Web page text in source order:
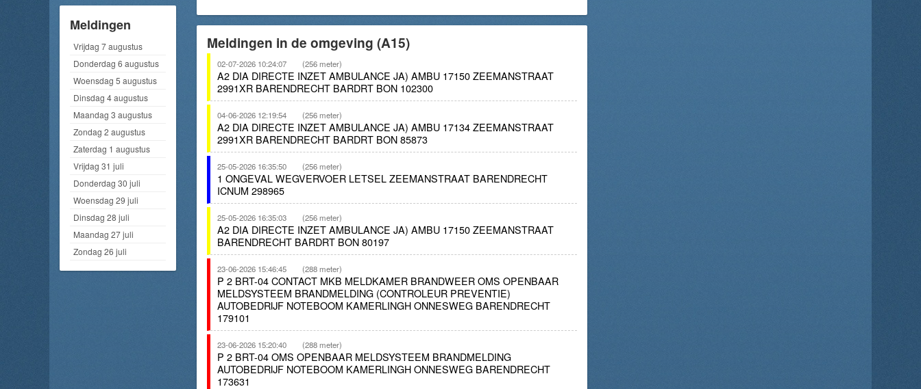
Meldingen
Vrijdag 7 augustus
Donderdag 6 augustus
Woensdag 5 augustus
Dinsdag 4 augustus
Maandag 3 augustus
Zondag 2 augustus
Zaterdag 1 augustus
Vrijdag 31 juli
Donderdag 30 juli
Woensdag 29 juli
Dinsdag 28 juli
Maandag 27 juli
Zondag 26 juli
Meldingen in de omgeving (A15)
02-07-2026 10:24:07 (256 meter)
A2 DIA DIRECTE INZET AMBULANCE JA) AMBU 17150 ZEEMANSTRAAT
2991XR BARENDRECHT BARDRT BON 102300
04-06-2026 12:19:54 (256 meter)
A2 DIA DIRECTE INZET AMBULANCE JA) AMBU 17134 ZEEMANSTRAAT
2991XR BARENDRECHT BARDRT BON 85873
25-05-2026 16:35:50 (256 meter)
1 ONGEVAL WEGVERVOER LETSEL ZEEMANSTRAAT BARENDRECHT
ICNUM 298965
25-05-2026 16:35:03 (256 meter)
A2 DIA DIRECTE INZET AMBULANCE JA) AMBU 17150 ZEEMANSTRAAT
BARENDRECHT BARDRT BON 80197
23-06-2026 15:46:45 (288 meter)
P 2 BRT-04 CONTACT MKB MELDKAMER BRANDWEER OMS OPENBAAR
MELDSYSTEEM BRANDMELDING (CONTROLEUR PREVENTIE)
AUTOBEDRIJF NOTEBOOM KAMERLINGH ONNESWEG BARENDRECHT
179101
23-06-2026 15:20:40 (288 meter)
P 2 BRT-04 OMS OPENBAAR MELDSYSTEEM BRANDMELDING
AUTOBEDRIJF NOTEBOOM KAMERLINGH ONNESWEG BARENDRECHT
173631